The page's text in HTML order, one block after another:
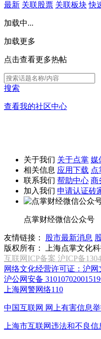
最新 关联股票 关联板块 快
加载中...
加载更多
点击查看更多热帖
搜索
查看我的社区中心
关于我们 关于点掌 媒
相关信息 应用下载 点
联系我们 帮助中心 商
加入我们 申请认证砖
点掌财经微信公众号
友情链接： 股市最新消息
版权所有：
上海点掌文化
互联网ICP备案 沪ICP备
网络文化经营许可证：沪网
沪公网安备
上海网警网络110
中国互联网 网上有害信息
上海市互联网违法和不良信